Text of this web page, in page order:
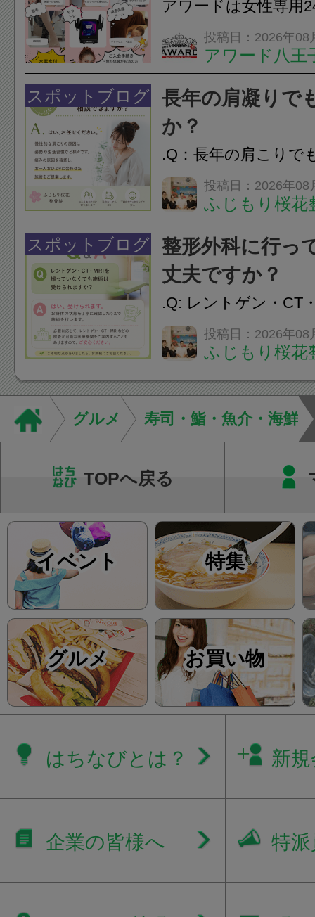
アワードは女性専用
フエステを 思いっ
開催中
投稿日：2026年08
アワード八王
24時間ジム&
脱毛
スポットブログ
長年の肩凝りで
か？
.Q：長年の肩こりで
か？A：はい、お任
性的な肩こりの原因
慣など様々です。痛
し、お一人おひとり
をご提案します。.#
投稿日：2026年08
ふじもり桜花
スポットブログ
整形外科に行っ
丈夫ですか？
.Q: レントゲン・CT
いなくても施術は受
A: はい、受けられま
態を丁寧に確認した
います。必要に応じ
ン・CT・MRIなどの
投稿日：2026年08
ふじもり桜花
グルメ 寿司・鮨・魚介・海鮮
TOPへ戻る
イベント 特集
グルメ お買い物
はちなびとは？ 新
企業の皆様へ 特